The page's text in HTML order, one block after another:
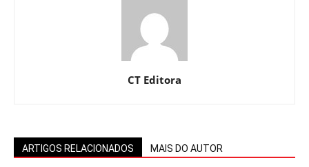
CT Editora
ARTIGOS RELACIONADOS MAIS DO AUTOR